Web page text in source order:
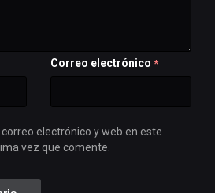
Correo electrónico *
electrónico y web en este
vez que comente.